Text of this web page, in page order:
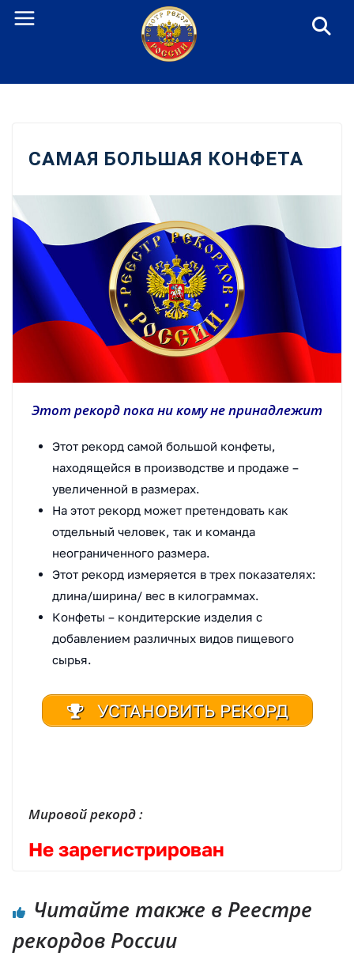
Перейти
САМАЯ БОЛЬШАЯ КОНФЕТА
Этот рекорд пока ни кому не принадлежит
Этот рекорд самой большой конфеты,
находящейся в производстве и продаже –
увеличенной в размерах.
На этот рекорд может претендовать как
отдельный человек, так и команда
неограниченного размера.
Этот рекорд измеряется в трех показателях:
длина/ширина/ вес в килограммах.
Конфеты – кондитерские изделия с
добавлением различных видов пищевого
сырья.
УСТАНОВИТЬ РЕКОРД
Мировой рекорд :
Не зарегистрирован
Читайте также в Реестре
рекордов России